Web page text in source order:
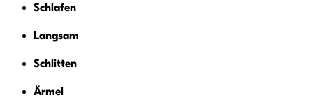
Schlafen
Langsam
Schlitten
Ärmel